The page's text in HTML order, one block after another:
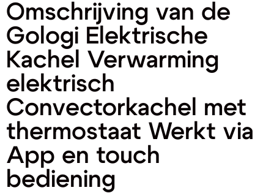
Omschrijving van de
Gologi Elektrische
Kachel Verwarming
elektrisch
Convectorkachel met
thermostaat Werkt via
App en touch
bediening